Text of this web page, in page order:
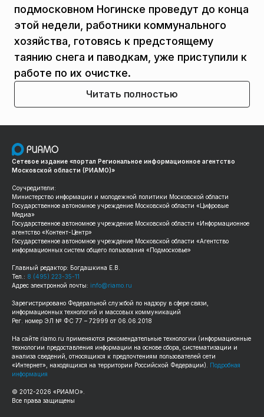
подмосковном Ногинске проведут до конца
этой недели, работники коммунального
хозяйства, готовясь к предстоящему
таянию снега и паводкам, уже приступили к
работе по их очистке.
Читать полностью
Сетевое издание «портал Региональное информационное агентство
Московской области (РИАМО)»
Соучредители:
Министерство информации и молодежной политики Московской области
Государственное автономное учреждение Московской области «Цифровые
Медиа»
Государственное автономное учреждение Московской области «Информационное
агентство «Контент-Центр»
Государственное автономное учреждение Московской области «Агентство
информационных систем общего пользования «Подмосковье»
Главный редактор: Богдашкина Е.В.
Тел.: 8 (495) 223-35-11
Адрес электронной почты: info@riamo.ru
Зарегистрировано Федеральной службой по надзору в сфере связи,
информационных технологий и массовых коммуникаций
Рег. номер ЭЛ № ФС 77 – 72999 от 06.06.2018
На сайте riamo.ru применяются рекомендательные технологии (информационные
технологии предоставления информации на основе сбора, систематизации и
анализа сведений, относящихся к предпочтениям пользователей сети
«Интернет», находящихся на территории Российской Федерации).
Подробная
информация
© 2012-2026 «РИАМО».
Все права защищены